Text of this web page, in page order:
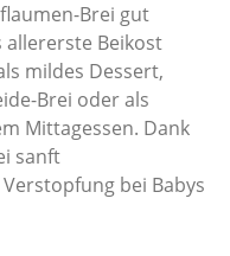
Brei gut
Beikost
mildes Dessert,
Brei oder als
Mittagessen. Dank
sanft
bei Babys